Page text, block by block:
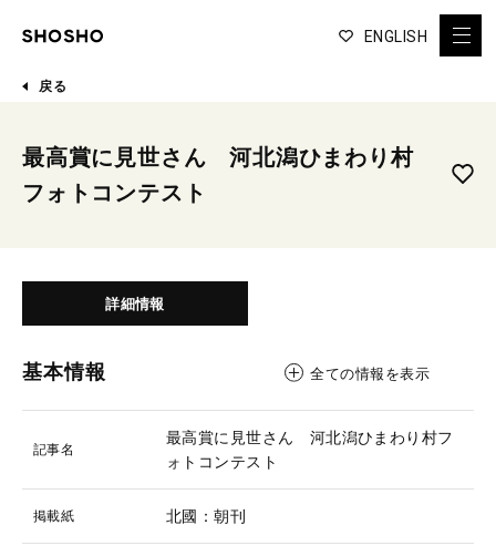
ENGLISH
戻る
最高賞に見世さん 河北潟ひまわり村
フォトコンテスト
詳細情報
基本情報 全ての情報を表示
記事名
最高賞に見世さん 河北潟ひまわり村フ
ォトコンテスト
掲載紙 北國：朝刊